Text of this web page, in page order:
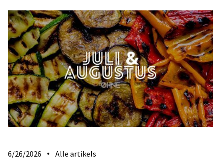
6/26/2026 Alle artikels